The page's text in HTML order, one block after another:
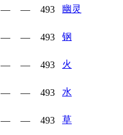
— — 493 幽灵
— — 493 钢
— — 493 火
— — 493 水
— — 493 草